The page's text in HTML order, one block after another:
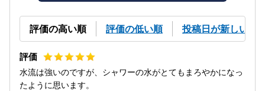
評価の高い順 評価の低い順 投稿日が新しい順
水流は強いのですが、シャワーの水がとてもまろやかになっ
たように思います。